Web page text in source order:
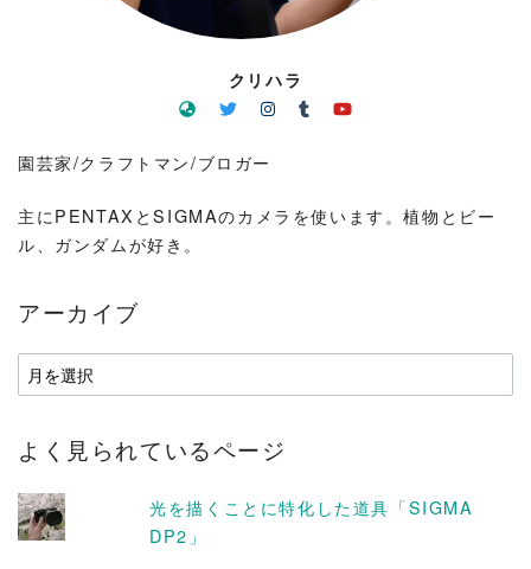
クリハラ
園芸家/クラフトマン/ブロガー
主にPENTAXとSIGMAのカメラを使います。植物とビー
ル、ガンダムが好き。
アーカイブ
ア
ー
イ
よく見られているページ
光を描くことに特化した道具「SIGMA
DP2」